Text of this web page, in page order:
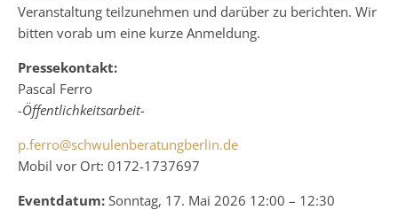
Veranstaltung teilzunehmen und darüber zu berichten. Wir
bitten vorab um eine kurze Anmeldung.
Pressekontakt:
Pascal Ferro
-Öffentlichkeitsarbeit-
p.ferro@schwulenberatungberlin.de
Mobil vor Ort: 0172-1737697
Eventdatum: Sonntag, 17. Mai 2026 12:00 – 12:30